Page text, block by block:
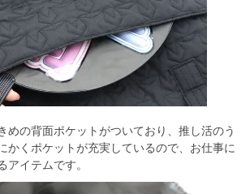
めの背面ポケットがついており、推し活のう
かくポケットが充実しているので、お仕事に
アイテムです。